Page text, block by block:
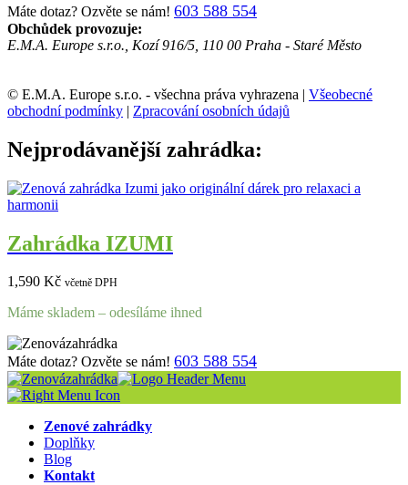
Máte dotaz? Ozvěte se nám! 603 588 554
Obchůdek provozuje:
E.M.A. Europe s.r.o., Kozí 916/5, 110 00 Praha - Staré Město
© E.M.A. Europe s.r.o. - všechna práva vyhrazena | Všeobecné
obchodní podmínky | Zpracování osobních údajů
Nejprodávanější zahrádka:
Zahrádka IZUMI
1,590 Kč včetně DPH
Máme skladem – odesíláme ihned
Máte dotaz? Ozvěte se nám! 603 588 554
Zenové zahrádky
Doplňky
Blog
Kontakt